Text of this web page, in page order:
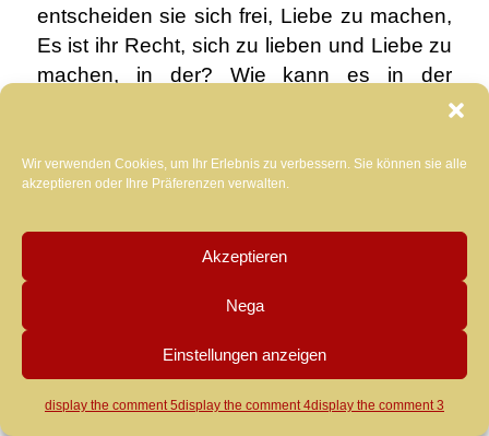
entscheiden sie sich frei, Liebe zu machen,
Es ist ihr Recht, sich zu lieben und Liebe zu
machen, in der? Wie kann es in der
existieren? 2021 ein System, das so
rufen wagt “obszöne Handlungen” die
Freiheit, die zwei Menschen haben, sich zu
527 des Strafgesetzbuches
einfach als Kriminalitätsfigur abgeschafft.
das alles eingeschlossen werden kann,
vom Recht eines Paares, an einem
Wir verwenden Cookies, um Ihr Erlebnis zu verbessern. Sie können sie alle
akzeptieren oder Ihre Präferenzen verwalten.
Akzeptieren
Nega
Einstellungen anzeigen
display the comment5display the comment4display the comment3
Einwilligung verwalten